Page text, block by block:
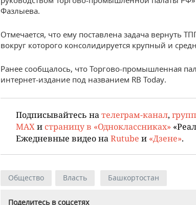
Фазлыева.
Отмечается, что ему поставлена задача вернуть
вокруг которого консолидируется крупный и
Ранее сообщалось, что Торгово-промышленная
интернет-издание под названием RB Today.
Подписывайтесь на телеграм-канал,
MAX и страницу в «Одноклассниках»
Ежедневные видео на Rutube и «Дзене».
Общество Власть Башкортостан
Поделитесь в соцсетях